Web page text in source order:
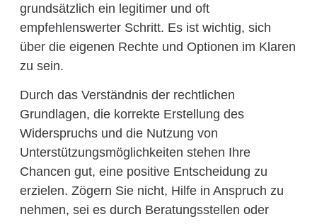
grundsätzlich ein legitimer und oft
empfehlenswerter Schritt. Es ist wichtig, sich
über die eigenen Rechte und Optionen im Klaren
zu sein.
Durch das Verständnis der rechtlichen
Grundlagen, die korrekte Erstellung des
Widerspruchs und die Nutzung von
Unterstützungsmöglichkeiten stehen Ihre
Chancen gut, eine positive Entscheidung zu
erzielen. Zögern Sie nicht, Hilfe in Anspruch zu
nehmen, sei es durch Beratungsstellen oder